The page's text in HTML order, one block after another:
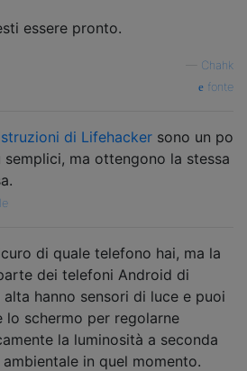
essere pronto.
Chahk
fonte
di Lifehacker sono un po
semplici, ma ottengono la stessa
di quale telefono hai, ma la
dei telefoni Android di
hanno sensori di luce e puoi
lo schermo per regolarne
la luminosità a seconda
in quel momento.